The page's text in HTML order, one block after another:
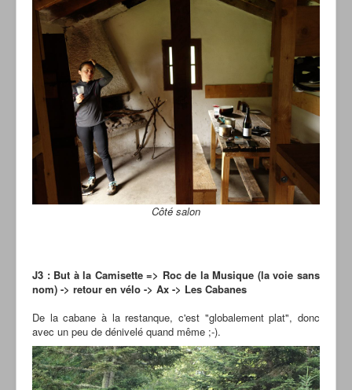
Côté salon
J3 : But à la Camisette => Roc de la Musique (la voie sans
nom) -> retour en vélo -> Ax -> Les Cabanes
De la cabane à la restanque, c'est "globalement plat", donc
avec un peu de dénivelé quand même ;-).